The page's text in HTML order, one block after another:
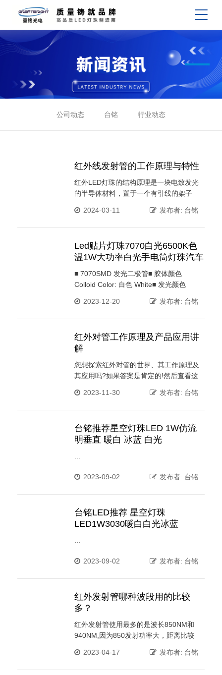
公司动态 台铭 行业动态
​红外线发射管的工作原理与特性
红外LED灯珠的结构原理是一块电致发光
的半导体材料，置于一个有引线的架子
内部芯线的作用,所以红外LED灯珠的抗震
性能好。红外LED灯珠光源的特性1. 电
压在6-24V之间，依据产品不同而异，所以
它是一个比运用高压电源更平安的电源，
特别运用于公共场所...
2024-03-11 发布者: 台铭
Led贴片灯珠7070白光6500K色
温1W大功率白光手电筒灯珠汽车
灯
■ 7070SMD 发光二极管■ 胶体颜色
Colloid Color: 白色 White■ 发光颜色
Viewing Angle : 120 ºSMD LED,白壳，胶
体颜色为黄色Applications[应用范围]•
Decoration [装饰]• Back-light [背光源]•
Others [其它]Mechanical Dimensions [...
2023-12-20 发布者: 台铭
红外对管工作原理及产品应用讲
解
您想探索红外对管的世界、其工作原理及
其应用吗?如果答案是肯定的!然后查看这
的工作原理以及市场上可用的不同类型的
红外传感器。这篇博文还讨论了红外对管
么是红外传感器 红外技术在日常生活和工
业中有着多种用途。例如，电视使用红...
2023-11-30 发布者: 台铭
台铭推荐星空灯珠LED 1W仿流
明垂直 暖白 冰蓝 白光
2023-09-02 发布者: 台铭
台铭LED推荐 星空灯珠
LED1W3030暖白白光冰蓝
2023-09-02 发布者: 台铭
红外发射管哪种波段用的比较
多？
红外发射管使用最多的是波长850NM和
940NM,因为850发射功率大，距离比较
的遥控器。3MM/5MM 发射管和接收管长
脚均为正极，短脚为负极，遥控的距离是
2023-04-17 发布者: 台铭